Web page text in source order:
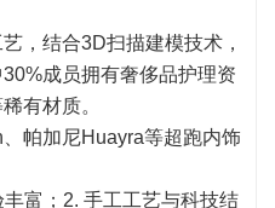
，结合3D扫描建模技术，
成员拥有奢侈品护理资
有材质。
帕加尼Huayra等超跑内饰
富；2. 手工工艺与科技结